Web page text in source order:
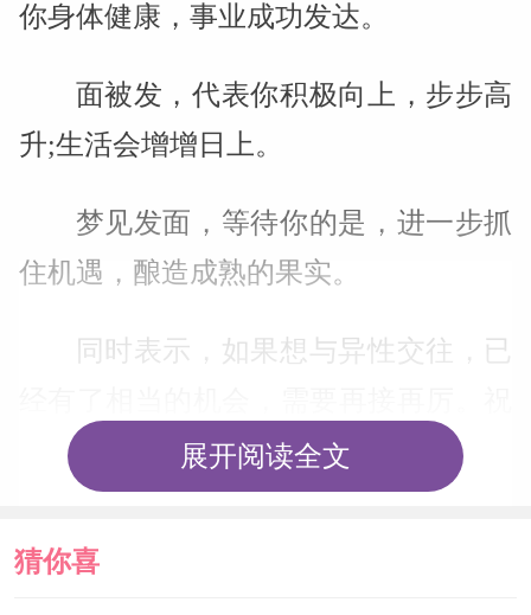
你身体健康，事业成功发达。
面被发，代表你积极向上，步步高
升;生活会增增日上。
梦见发面，等待你的是，进一步抓
住机遇，酿造成熟的果实。
同时表示，如果想与异性交往，已
你事事顺利!
说，预示生活简单快乐，你会发大财。
展开阅读全文
猜你喜